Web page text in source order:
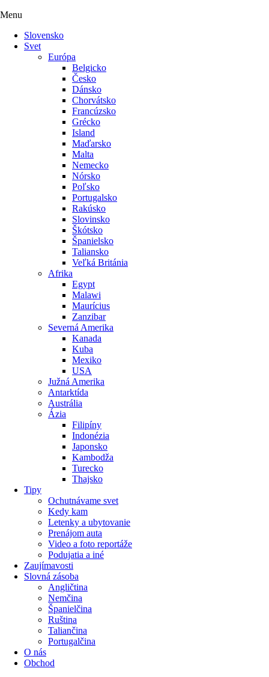
Menu
Slovensko
Svet
Európa
Belgicko
Česko
Dánsko
Chorvátsko
Francúzsko
Grécko
Island
Maďarsko
Malta
Nemecko
Nórsko
Poľsko
Portugalsko
Rakúsko
Slovinsko
Škótsko
Španielsko
Taliansko
Veľká Británia
Afrika
Egypt
Malawi
Maurícius
Zanzibar
Severná Amerika
Kanada
Kuba
Mexiko
USA
Južná Amerika
Antarktída
Austrália
Ázia
Filipíny
Indonézia
Japonsko
Kambodža
Turecko
Thajsko
Tipy
Ochutnávame svet
Kedy kam
Letenky a ubytovanie
Prenájom auta
Video a foto reportáže
Podujatia a iné
Zaujímavosti
Slovná zásoba
Angličtina
Nemčina
Španielčina
Ruština
Taliančina
Portugalčina
O nás
Obchod